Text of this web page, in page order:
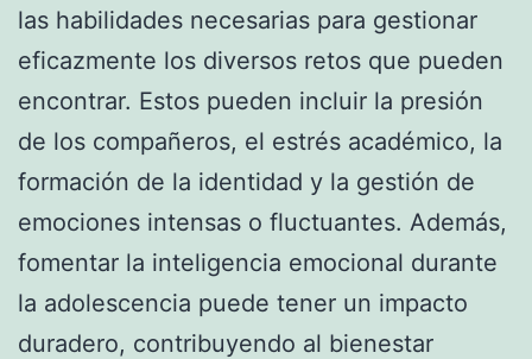
las habilidades necesarias para gestionar
eficazmente los diversos retos que pueden
encontrar. Estos pueden incluir la presión
de los compañeros, el estrés académico, la
formación de la identidad y la gestión de
emociones intensas o fluctuantes. Además,
fomentar la inteligencia emocional durante
la adolescencia puede tener un impacto
duradero, contribuyendo al bienestar